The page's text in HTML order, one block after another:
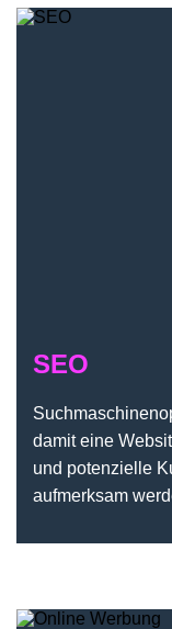
SEO
SEO
damit eine
und potenzielle
aufmerksam
Online Werbung